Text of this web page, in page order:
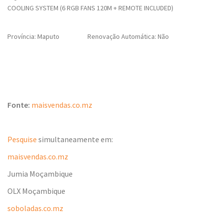
COOLING SYSTEM (6 RGB FANS 120M + REMOTE INCLUDED)
Província: Maputo Renovação Automática: Não
Fonte: maisvendas.co.mz
Pesquise simultaneamente em:
maisvendas.co.mz
Jumia Moçambique
OLX Moçambique
soboladas.co.mz